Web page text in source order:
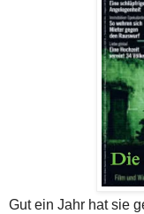
Gut ein Jahr hat sie